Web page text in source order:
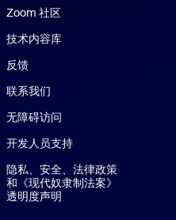
Zoom 社区
技术内容库
反馈
联系我们
无障碍访问
开发人员支持
隐私、安全、法律政策
和《现代奴隶制法案》
透明度声明